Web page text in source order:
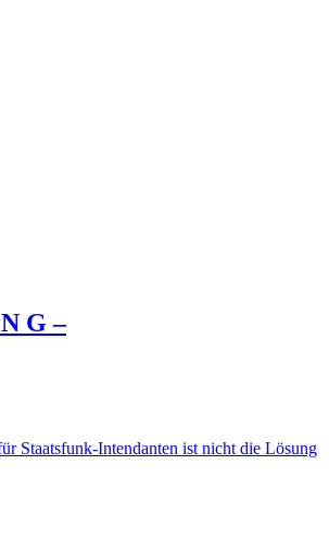
G –
Staatsfunk-Intendanten ist nicht die Lösung